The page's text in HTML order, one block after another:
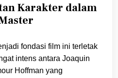
Karakter dalam
fondasi film ini terletak
intens antara Joaquin
Hoffman yang